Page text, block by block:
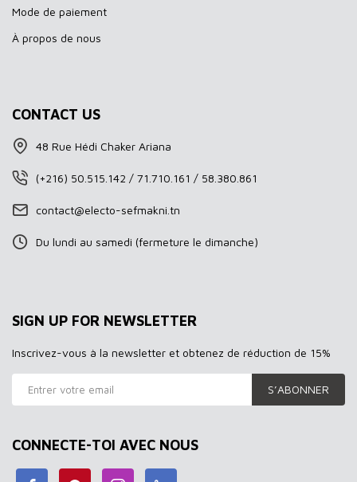
Mode de paiement
À propos de nous
CONTACT US
48 Rue Hédi Chaker Ariana
(+216) 50.515.142 / 71.710.161 / 58.380.861
contact@electo-sefmakni.tn
Du lundi au samedi (fermeture le dimanche)
SIGN UP FOR NEWSLETTER
Inscrivez-vous à la newsletter et obtenez de réduction de 15%
S’ABONNER
CONNECTE-TOI AVEC NOUS